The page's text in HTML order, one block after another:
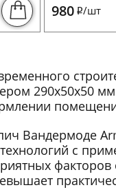
980 i/шт
290x50x50
Вандермоде
с